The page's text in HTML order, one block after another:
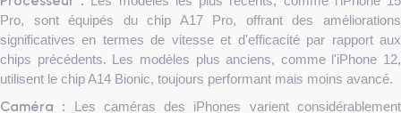
Pro, sont équipés du chip A17 Pro, offrant des améliorations
significatives en termes de vitesse et d'efficacité par rapport aux
chips précédents. Les modèles plus anciens, comme l'iPhone 12,
utilisent le chip A14 Bionic, toujours performant mais moins avancé.
Caméra : Les caméras des iPhones varient considérablement